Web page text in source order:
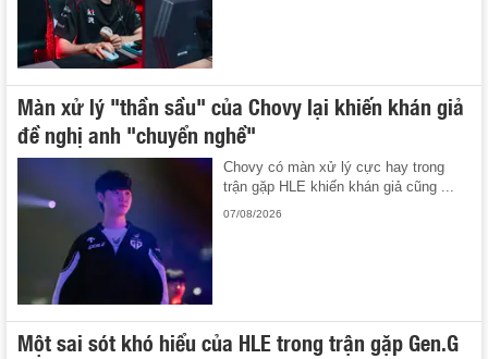
Màn xử lý "thần sầu" của Chovy lại khiến khán giả
đề nghị anh "chuyển nghề"
Chovy có màn xử lý cực hay trong
trận gặp HLE khiến khán giả cũng ...
07/08/2026
Một sai sót khó hiểu của HLE trong trận gặp Gen.G